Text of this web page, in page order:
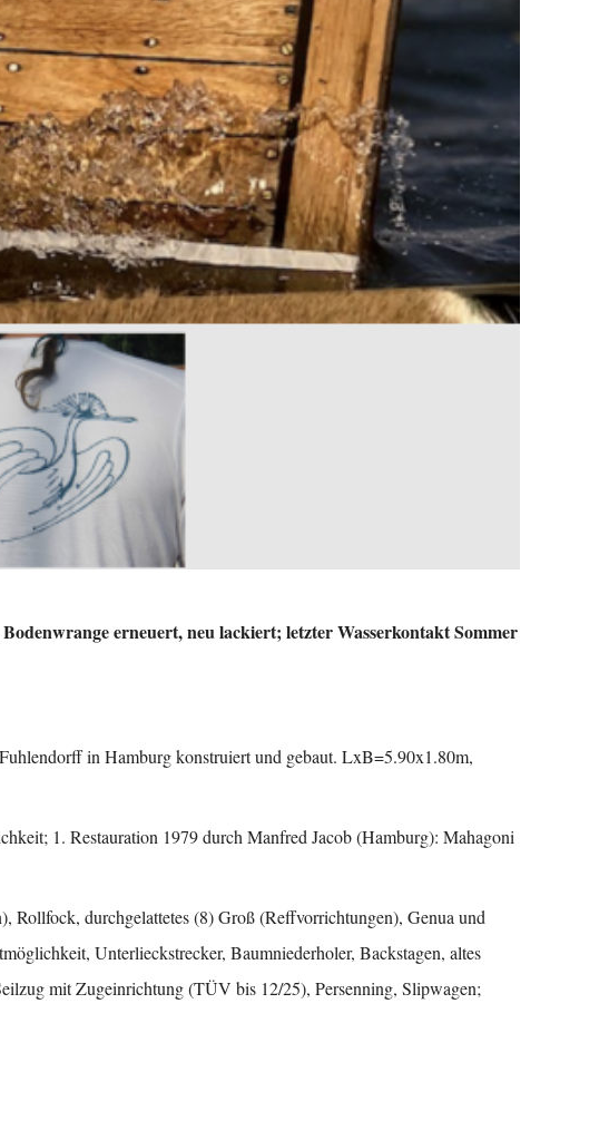
erneuert, neu lackiert; letzter Wasserkontakt Sommer
in Hamburg konstruiert und gebaut. LxB=5.90x1.80m,
1. Restauration 1979 durch Manfred Jacob (Hamburg): Mahagoni
Rollfock, durchgelattetes (8) Groß (Reffvorrichtungen), Genua und
Unterlieckstrecker, Baumniederholer, Backstagen, altes
mit Zugeinrichtung (TÜV bis 12/25), Persenning, Slipwagen;